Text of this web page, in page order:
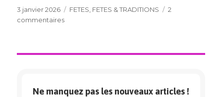
Publié
le
3 janvier 2026 Catégories
FETES, FETES & TRADITIONS
2
commentairessur
ET
Ne manquez pas les nouveaux articles !